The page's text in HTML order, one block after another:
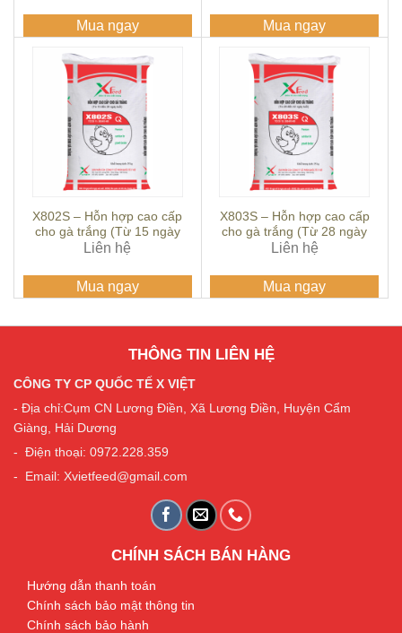
Mua ngay Mua ngay
X802S – Hỗn hợp cao cấp
cho gà trắng (Từ 15 ngày
đến 28 ngày tuổi)
Liên hệ
Mua ngay
X803S – Hỗn hợp cao cấp
cho gà trắng (Từ 28 ngày
đến 42 ngày tuổi)
Liên hệ
Mua ngay
THÔNG TIN LIÊN HỆ
CÔNG TY CP QUỐC TẾ X VIỆT
- Địa chỉ:Cụm CN Lương Điền, Xã Lương Điền, Huyện Cẩm
Giàng, Hải Dương
- Điện thoại: 0972.228.359
- Email: Xvietfeed@gmail.com
CHÍNH SÁCH BÁN HÀNG
Hướng dẫn thanh toán
Chính sách bảo mật thông tin
Chính sách bảo hành